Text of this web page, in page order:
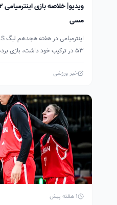
مسی
۵۳ در ترکیب خود داشت، بازی برده را با تساوی عوض کرد.
خبر ورزشی
1 هفته پیش